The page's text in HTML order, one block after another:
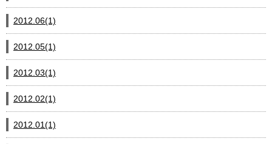
2012.06(1)
2012.05(1)
2012.03(1)
2012.02(1)
2012.01(1)